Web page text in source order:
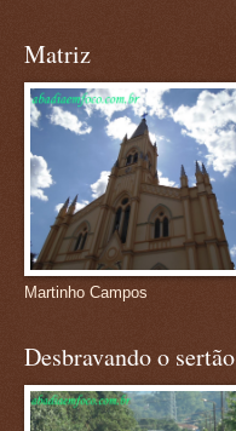
Matriz
Martinho Campos
Desbravando o sertão